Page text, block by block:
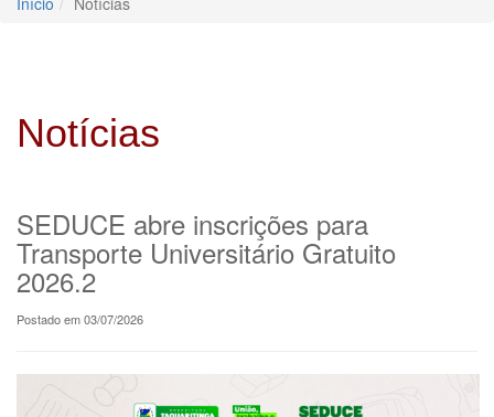
Notícias
SEDUCE abre inscrições para
Transporte Universitário Gratuito
2026.2
Postado em 03/07/2026